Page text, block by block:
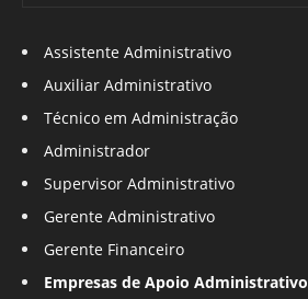
Assistente Administrativo
Auxiliar Administrativo
Técnico em Administração
Administrador
Supervisor Administrativo
Gerente Administrativo
Gerente Financeiro
Empresas de Apoio Administrativo